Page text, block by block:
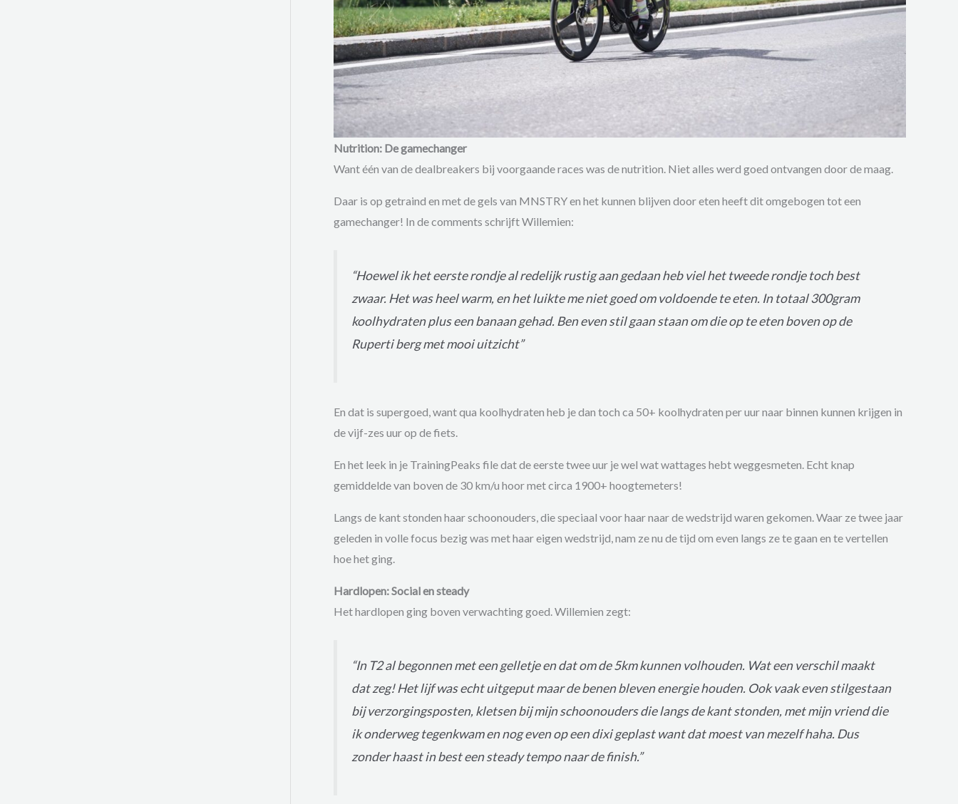
Nutrition: De gamechanger
Want één van de dealbreakers bij voorgaande races was de nutrition. Niet alles werd goed ontvangen door de maag.
Daar is op getraind en met de gels van MNSTRY en het kunnen blijven door eten heeft dit omgebogen tot een
gamechanger! In de comments schrijft Willemien:
“Hoewel ik het eerste rondje al redelijk rustig aan gedaan heb viel het tweede rondje toch best
zwaar. Het was heel warm, en het luikte me niet goed om voldoende te eten. In totaal 300gram
koolhydraten plus een banaan gehad. Ben even stil gaan staan om die op te eten boven op de
Ruperti berg met mooi uitzicht”
En dat is supergoed, want qua koolhydraten heb je dan toch ca 50+ koolhydraten per uur naar binnen kunnen krijgen in
de vijf-zes uur op de fiets.
En het leek in je TrainingPeaks file dat de eerste twee uur je wel wat wattages hebt weggesmeten. Echt knap
gemiddelde van boven de 30 km/u hoor met circa 1900+ hoogtemeters!
Langs de kant stonden haar schoonouders, die speciaal voor haar naar de wedstrijd waren gekomen. Waar ze twee jaar
geleden in volle focus bezig was met haar eigen wedstrijd, nam ze nu de tijd om even langs ze te gaan en te vertellen
hoe het ging.
Hardlopen: Social en steady
Het hardlopen ging boven verwachting goed. Willemien zegt:
“In T2 al begonnen met een gelletje en dat om de 5km kunnen volhouden. Wat een verschil maakt
dat zeg! Het lijf was echt uitgeput maar de benen bleven energie houden. Ook vaak even stilgestaan
bij verzorgingsposten, kletsen bij mijn schoonouders die langs de kant stonden, met mijn vriend die
ik onderweg tegenkwam en nog even op een dixi geplast want dat moest van mezelf haha. Dus
zonder haast in best een steady tempo naar de finish.”